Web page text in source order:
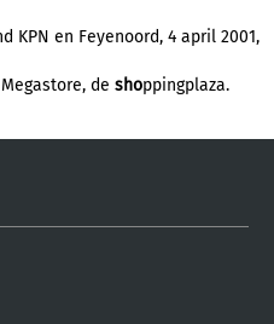
KPN en Feyenoord, 4 april 2001,
de shoppingplaza.